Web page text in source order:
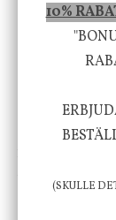
10%
(SKULLE